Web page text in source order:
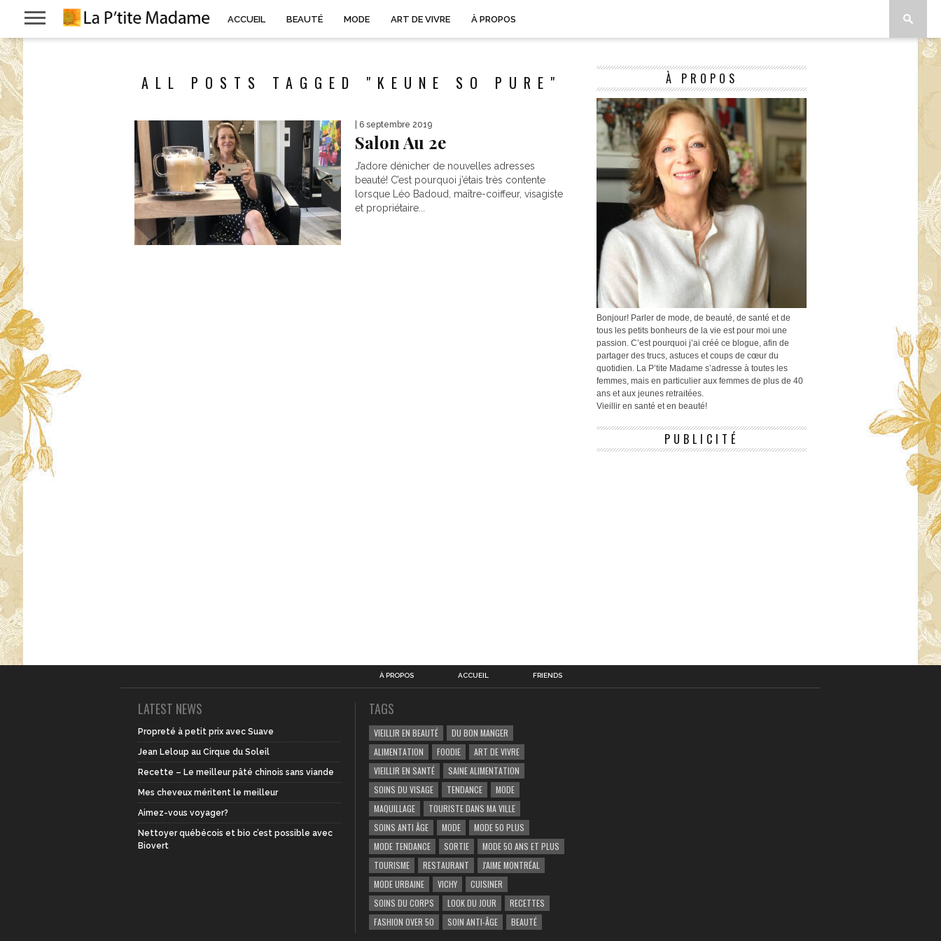
ACCUEIL BEAUTÉ MODE ART DE VIVRE À PROPOS
ALL POSTS TAGGED "KEUNE SO PURE"
| 6 septembre 2019
Salon Au 2e
J’adore dénicher de nouvelles adresses
beauté! C’est pourquoi j’étais très contente
lorsque Léo Badoud, maître-coiffeur, visagiste
et propriétaire...
À PROPOS
Bonjour! Parler de mode, de beauté, de santé et de
tous les petits bonheurs de la vie est pour moi une
passion. C’est pourquoi j’ai créé ce blogue, afin de
partager des trucs, astuces et coups de cœur du
quotidien. La P’tite Madame s’adresse à toutes les
femmes, mais en particulier aux femmes de plus de 40
ans et aux jeunes retraitées.
Vieillir en santé et en beauté!
PUBLICITÉ
À PROPOS ACCUEIL FRIENDS
LATEST NEWS
Propreté à petit prix avec Suave
Jean Leloup au Cirque du Soleil
Recette – Le meilleur pâté chinois sans viande
Mes cheveux méritent le meilleur
Aimez-vous voyager?
Nettoyer québécois et bio c’est possible avec
Biovert
TAGS
VIEILLIR EN BEAUTÉ
DU BON MANGER
ALIMENTATION
FOODIE
ART DE VIVRE
VIEILLIR EN SANTÉ
SAINE ALIMENTATION
SOINS DU VISAGE
TENDANCE
MODE
MAQUILLAGE
TOURISTE DANS MA VILLE
SOINS ANTI ÂGE
MODE
MODE 50 PLUS
MODE TENDANCE
SORTIE
MODE 50 ANS ET PLUS
TOURISME
RESTAURANT
J'AIME MONTRÉAL
MODE URBAINE
VICHY
CUISINER
SOINS DU CORPS
LOOK DU JOUR
RECETTES
FASHION OVER 50
SOIN ANTI-ÂGE BEAUTÉ